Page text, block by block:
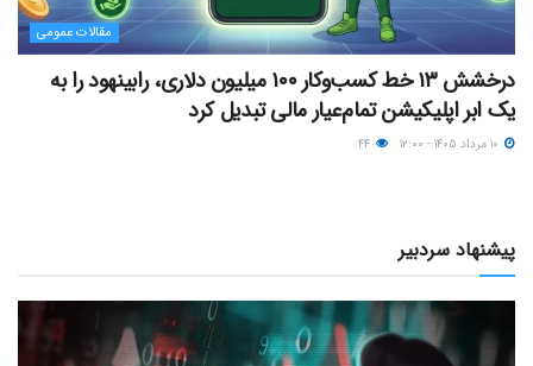
مقالات عمومی
درخشش ۱۳ خط کسب‌وکار ۱۰۰ میلیون دلاری، رابینهود را به
یک ابر اپلیکیشن تمام‌عیار مالی تبدیل کرد
پیشنهاد سردبیر